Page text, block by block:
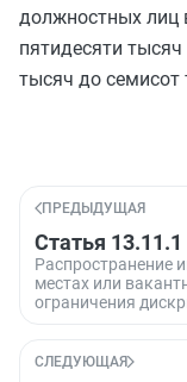
должностных лиц
пятидесяти
тысяч до семисот
ПРЕДЫДУЩАЯ
Статья 13.11.1
Распространение
местах или
ограничения
СЛЕДУЮЩАЯ